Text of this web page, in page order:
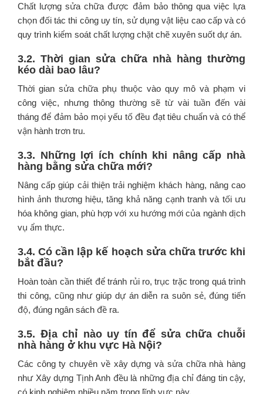
Chất lượng sửa chữa được đảm bảo thông qua việc lựa
chọn đối tác thi công uy tín, sử dụng vật liệu cao cấp và có
quy trình kiểm soát chất lượng chặt chẽ xuyên suốt dự án.
3.2. Thời gian sửa chữa nhà hàng thường
kéo dài bao lâu?
Thời gian sửa chữa phụ thuộc vào quy mô và phạm vi
công việc, nhưng thông thường sẽ từ vài tuần đến vài
tháng để đảm bảo mọi yếu tố đều đạt tiêu chuẩn và có thể
vận hành trơn tru.
3.3. Những lợi ích chính khi nâng cấp nhà
hàng bằng sửa chữa mới?
Nâng cấp giúp cải thiện trải nghiệm khách hàng, nâng cao
hình ảnh thương hiệu, tăng khả năng cạnh tranh và tối ưu
hóa không gian, phù hợp với xu hướng mới của ngành dịch
vụ ẩm thực.
3.4. Có cần lập kế hoạch sửa chữa trước khi
bắt đầu?
Hoàn toàn cần thiết để tránh rủi ro, trục trặc trong quá trình
thi công, cũng như giúp dự án diễn ra suôn sẻ, đúng tiến
độ, đúng ngân sách đề ra.
3.5. Địa chỉ nào uy tín để sửa chữa chuỗi
nhà hàng ở khu vực Hà Nội?
Các công ty chuyên về xây dựng và sửa chữa nhà hàng
như Xây dựng Tịnh Anh đều là những địa chỉ đáng tin cậy,
có kinh nghiệm nhiều năm trong lĩnh vực này.